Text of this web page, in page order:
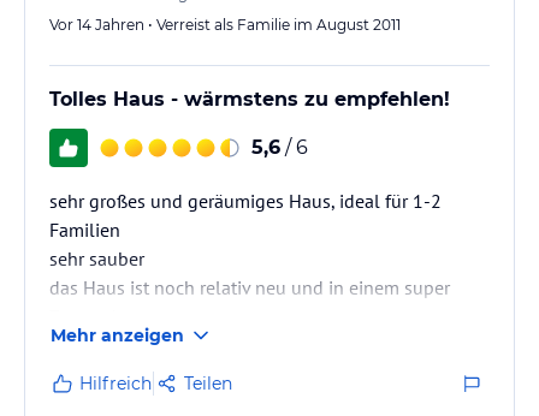
Vor 14 Jahren • Verreist als Familie im August 2011
Tolles Haus - wärmstens zu empfehlen!
5,6 / 6
sehr großes und geräumiges Haus, ideal für 1-2
Familien
sehr sauber
das Haus ist noch relativ neu und in einem super
wir waren mit dem Handy in Sidi Jmour gut erreichbar
- das ist auch vorteilhaft, wenn man ein Taxi rufen
Mehr anzeigen
Hilfreich Teilen